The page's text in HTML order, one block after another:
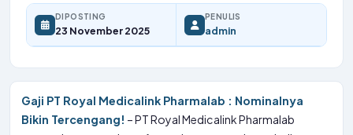
DIPOSTING
23 November 2025
PENULIS
admin
Gaji PT Royal Medicalink Pharmalab : Nominalnya
Bikin Tercengang! – PT Royal Medicalink Pharmalab